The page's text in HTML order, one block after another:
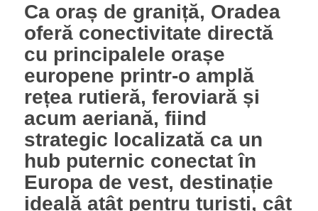
Ca oraș de graniță, Oradea
oferă conectivitate directă
cu principalele orașe
europene printr-o amplă
rețea rutieră, feroviară și
acum aeriană, fiind
strategic localizată ca un
hub puternic conectat în
Europa de vest, destinație
ideală atât pentru turiști, cât